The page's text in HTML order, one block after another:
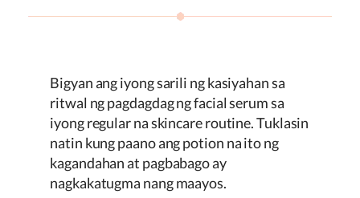
Bigyan ang iyong sarili ng kasiyahan sa
ritwal ng pagdagdag ng facial serum sa
iyong regular na skincare routine. Tuklasin
natin kung paano ang potion na ito ng
kagandahan at pagbabago ay
nagkakatugma nang maayos.